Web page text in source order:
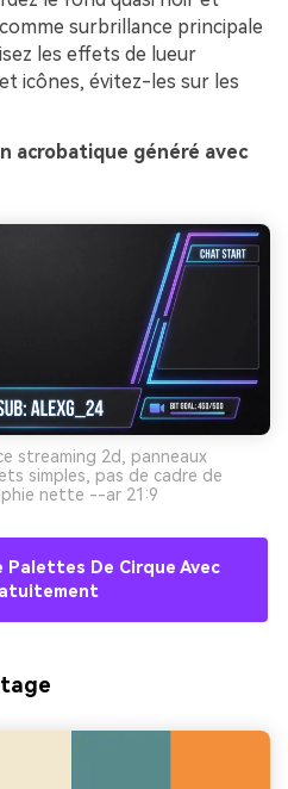
surbrillance principale
les effets de lueur
icônes, évitez-les sur les
acrobatique généré avec
streaming 2d, panneaux
simples, pas de cadre de
nette --ar 21:9
Palettes De Cirque Avec